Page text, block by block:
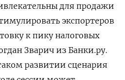
для продажи
экспортеров
к пику налоговых
Зварич из Банки.ру.
развитии сценария